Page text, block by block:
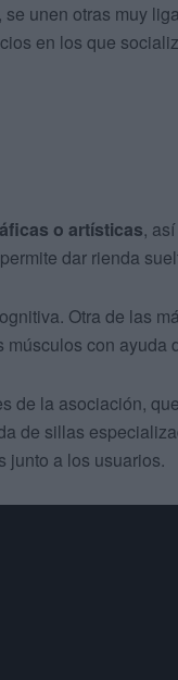
unen otras muy
en los que
o artísticas,
dar rienda
Otra de las
con ayuda
de la asociación,
de sillas
junto a los usuarios.